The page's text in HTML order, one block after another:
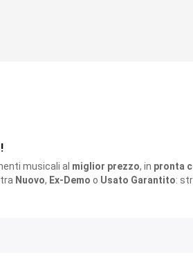
musicali al miglior prezzo, in pronta
Nuovo, Ex-Demo o Usato Garantito: